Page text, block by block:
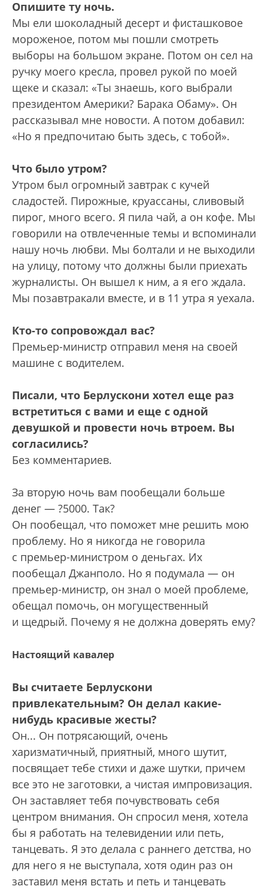
Опишите ту ночь.
Мы ели шоколадный десерт и фисташковое
мороженое, потом мы пошли смотреть
выборы на большом экране. Потом он сел на
ручку моего кресла, провел рукой по моей
щеке и сказал: «Ты знаешь, кого выбрали
президентом Америки? Барака Обаму». Он
рассказывал мне новости. А потом добавил:
«Но я предпочитаю быть здесь, с тобой».
Что было утром?
Утром был огромный завтрак с кучей
сладостей. Пирожные, круассаны, сливовый
пирог, много всего. Я пила чай, а он кофе. Мы
говорили на отвлеченные темы и вспоминали
нашу ночь любви. Мы болтали и не выходили
на улицу, потому что должны были приехать
журналисты. Он вышел к ним, а я его ждала.
Мы позавтракали вместе, и в 11 утра я уехала.
Кто-то сопровождал вас?
Премьер-министр отправил меня на своей
машине с водителем.
Писали, что Берлускони хотел еще раз
встретиться с вами и еще с одной
девушкой и провести ночь втроем. Вы
согласились?
Без комментариев.
За вторую ночь вам пообещали больше
денег — ?5000. Так?
Он пообещал, что поможет мне решить мою
проблему. Но я никогда не говорила
с премьер-министром о деньгах. Их
пообещал Джанполо. Но я подумала — он
премьер-министр, он знал о моей проблеме,
обещал помочь, он могущественный
и щедрый. Почему я не должна доверять ему?
Настоящий кавалер
Вы считаете Берлускони
привлекательным? Он делал какие-
нибудь красивые жесты?
Он... Он потрясающий, очень
харизматичный, приятный, много шутит,
посвящает тебе стихи и даже шутки, причем
все это не заготовки, а чистая импровизация.
Он заставляет тебя почувствовать себя
центром внимания. Он спросил меня, хотела
бы я работать на телевидении или петь,
танцевать. Я это делала с раннего детства, но
для него я не выступала, хотя один раз он
заставил меня встать и петь и танцевать